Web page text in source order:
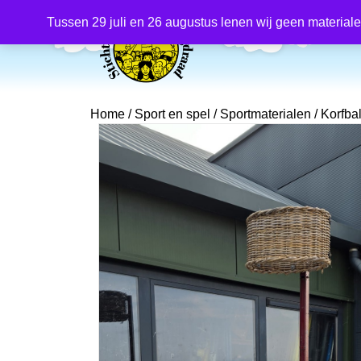
Tussen 29 juli en 26 augustus lenen wij geenzoeken
Home / Sport en spel / Sportmaterialen /